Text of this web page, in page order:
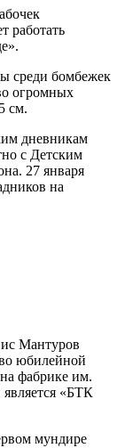
работать
среди бомбежек
огромных
см.
дневникам
с Детским
27 января
на
Мантуров
юбилейной
фабрике им.
является «БТК
мундире